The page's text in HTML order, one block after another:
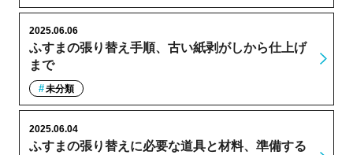
ふすまの張り替え手順、古い紙剥がしから仕上げ
まで
2025.06.06
未分類
ふすまの張り替えに必要な道具と材料、準備する
2025.06.04